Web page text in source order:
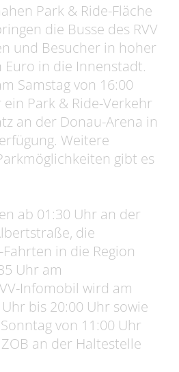
Park & Ride-Fläche
die Busse des RVV
und Besucher in hoher
in die Innenstadt.
Samstag von 16:00
Park & Ride-Verkehr
an der Donau-Arena in
Weitere
gibt es
ab 01:30 Uhr an der
die
in die Region
Uhr am
Infomobil wird am
bis 20:00 Uhr sowie
von 11:00 Uhr
an der Haltestelle